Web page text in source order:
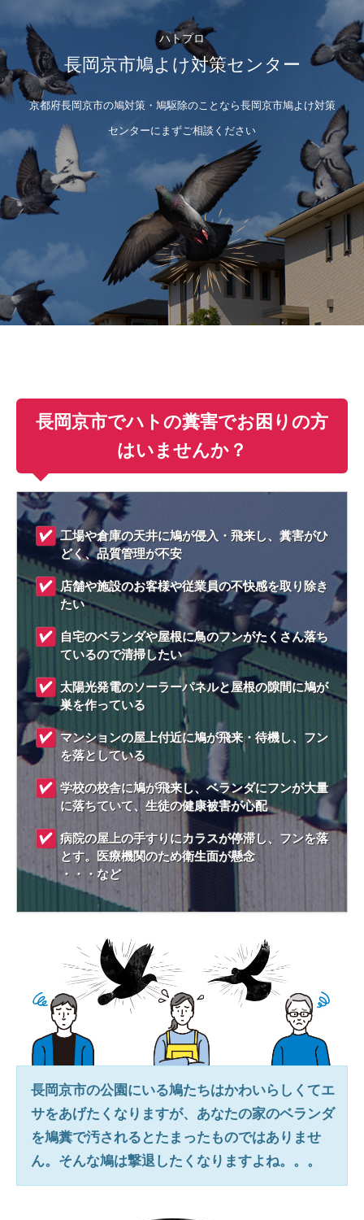
ハトプロ
長岡京市鳩よけ対策センター
京都府長岡京市の鳩対策・鳩駆除のことなら長岡京市鳩よけ対策
センターにまずご相談ください
長岡京市でハトの糞害でお困りの方
はいませんか？
工場や倉庫の天井に鳩が侵入・飛来し、糞害がひ
どく、品質管理が不安
店舗や施設のお客様や従業員の不快感を取り除き
たい
自宅のベランダや屋根に鳥のフンがたくさん落ち
ているので清掃したい
太陽光発電のソーラーパネルと屋根の隙間に鳩が
巣を作っている
マンションの屋上付近に鳩が飛来・待機し、フン
を落としている
学校の校舎に鳩が飛来し、ベランダにフンが大量
に落ちていて、生徒の健康被害が心配
病院の屋上の手すりにカラスが停滞し、フンを落
とす。医療機関のため衛生面が懸念
・・・など
長岡京市の公園にいる鳩たちはかわいらしくてエ
サをあげたくなりますが、あなたの家のベランダ
を鳩糞で汚されるとたまったものではありませ
ん。そんな鳩は撃退したくなりますよね。。。